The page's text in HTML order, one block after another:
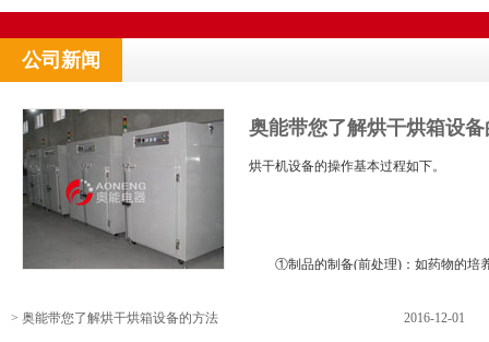
公司新闻
奥能带您了解烘干烘箱设
烘干机设备的操作基本过程如下。
①制品的制备(前处理)：如药物的培
> 奥能带您了解烘干烘箱设备的方法 2016-12-01